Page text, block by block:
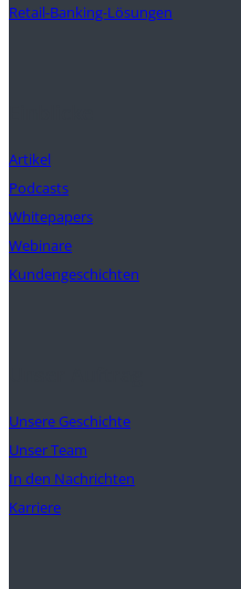
Retail-Banking-Lösungen
Artikel
Podcasts
Whitepapers
Webinare
Kundengeschichten
Unsere Geschichte
Unser Team
In den Nachrichten
Karriere